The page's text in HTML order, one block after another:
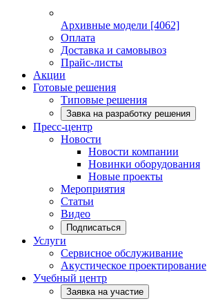
Архивные модели [4062]
Оплата
Доставка и самовывоз
Прайс-листы
Акции
Готовые решения
Типовые решения
Завка на разработку решения
Пресс-центр
Новости
Новости компании
Новинки оборудования
Новые проекты
Мероприятия
Статьи
Видео
Подписаться
Услуги
Сервисное обслуживание
Акустическое проектирование
Учебный центр
Заявка на участие